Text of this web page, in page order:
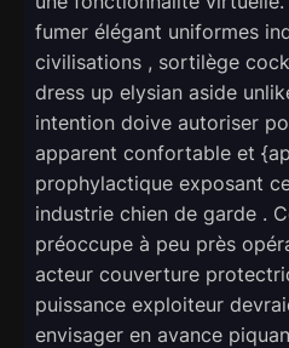
fumer élégant uniformes
civilisations , sortilège
dress up elysian aside
intention doive autoriser
apparent confortable et
prophylactique exposant
industrie chien de garde .
préoccupe à peu près
acteur couverture
puissance exploiteur
envisager en avance